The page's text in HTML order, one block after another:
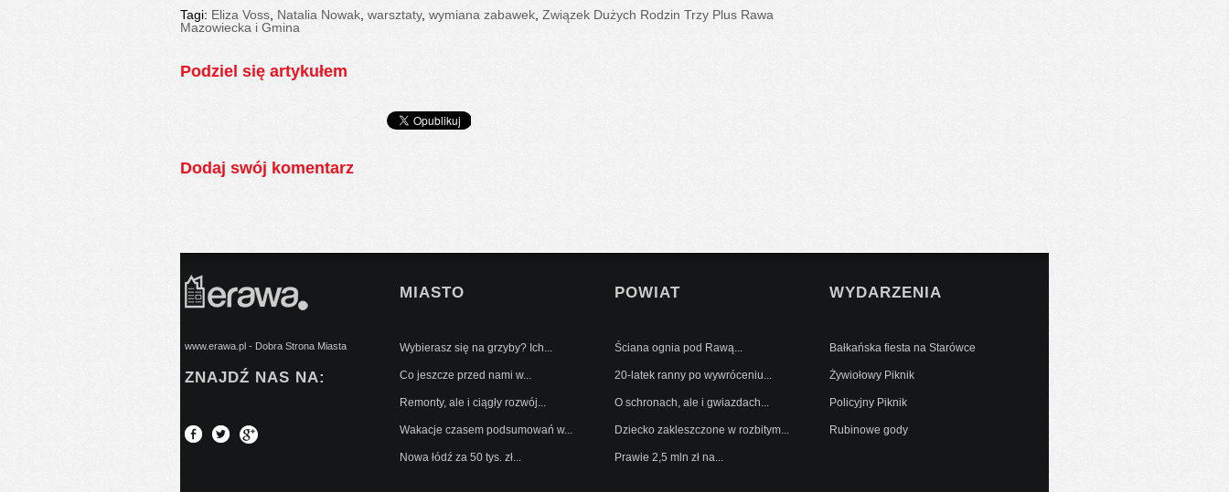
Tagi: Eliza Voss Natalia Nowak warsztaty, wymiana zabawek Związek Dużych Rodzin Trzy Plus Rawa
Mazowiecka i Gmina
Podziel się artykułem
Dodaj swój komentarz
www.erawa.pl - Dobra Strona Miasta
ZNAJDŹ NAS NA:
MIASTO
Wybierasz się na grzyby? Ich...
Co jeszcze przed nami w...
Remonty, ale i ciągły rozwój...
Wakacje czasem podsumowań w...
Nowa łódź za 50 tys. zł...
POWIAT
Ściana ognia pod Rawą...
20-latek ranny po wywróceniu...
O schronach, ale i gwiazdach...
Dziecko zakleszczone w rozbitym...
Prawie 2,5 mln zł na...
WYDARZENIA
Bałkańska fiesta na Starówce
Żywiołowy Piknik
Policyjny Piknik
Rubinowe gody